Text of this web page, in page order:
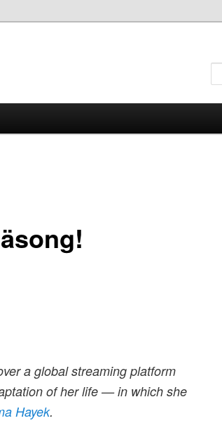
a global streaming platform
of her life — in which she
Hayek.